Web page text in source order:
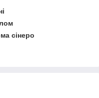
сінеро